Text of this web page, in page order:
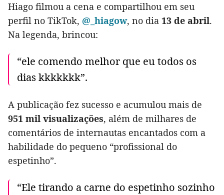
Hiago filmou a cena e compartilhou em seu
perfil no TikTok, @_hiagow, no dia 13 de abril.
Na legenda, brincou:
“ele comendo melhor que eu todos os
dias kkkkkkk”.
A publicação fez sucesso e acumulou mais de
951 mil visualizações, além de milhares de
comentários de internautas encantados com a
habilidade do pequeno “profissional do
espetinho”.
“Ele tirando a carne do espetinho sozinho